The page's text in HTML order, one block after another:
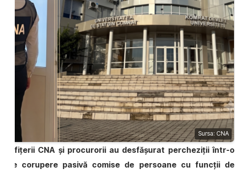
Sursa: CNA
Ofițerii CNA și procurorii au desfășurat percheziții într-o
de corupere pasivă comise de persoane cu funcții de